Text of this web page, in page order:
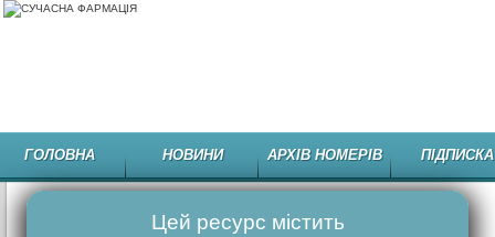
ГОЛОВНА НОВИНИ АРХІВ НОМЕРІВ ПІДПИСКА
Цей ресурс містить